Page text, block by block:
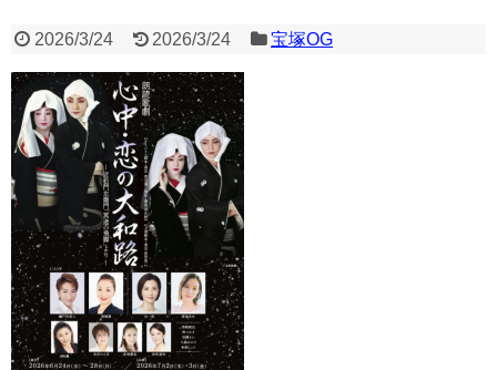
2026/3/24 2026/3/24 宝塚OG